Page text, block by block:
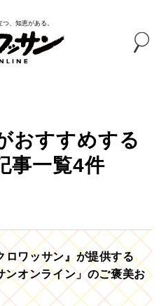
、知恵がある。
おすすめする
事一覧4件
ロワッサン』が提供する
オンライン」のご褒美お